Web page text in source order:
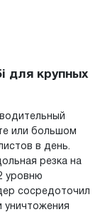
для крупных
или большом
в день.
резка на
уровню
сосредоточил
уничтожения